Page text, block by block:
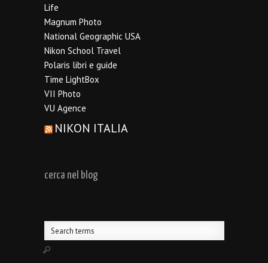
Life
Magnum Photo
National Geographic USA
Nikon School Travel
Polaris libri e guide
Time LightBox
VII Photo
VU Agence
NIKON ITALIA
cerca nel blog